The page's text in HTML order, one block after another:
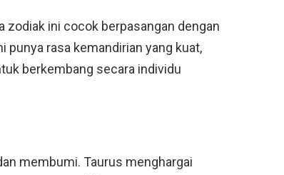
zodiak ini cocok berpasangan dengan
punya rasa kemandirian yang kuat,
berkembang secara individu
membumi. Taurus menghargai